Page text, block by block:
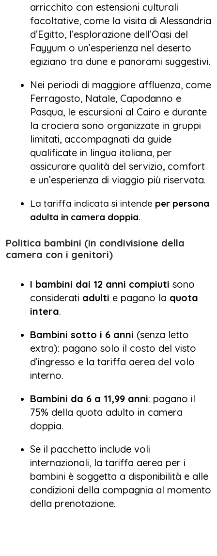
arricchito con estensioni culturali
facoltative, come la visita di Alessandria
d’Egitto, l’esplorazione dell’Oasi del
Fayyum o un’esperienza nel deserto
egiziano tra dune e panorami suggestivi.
Nei periodi di maggiore affluenza, come
Ferragosto, Natale, Capodanno e
Pasqua, le escursioni al Cairo e durante
la crociera sono organizzate in gruppi
limitati, accompagnati da guide
qualificate in lingua italiana, per
assicurare qualità del servizio, comfort
e un’esperienza di viaggio più riservata.
La tariffa indicata si intende per persona
adulta in camera doppia.
Politica bambini (in condivisione della
camera con i genitori)
I bambini dai 12 anni compiuti sono
considerati adulti e pagano la quota
intera.
Bambini sotto i 6 anni (senza letto
extra): pagano solo il costo del visto
d’ingresso e la tariffa aerea del volo
interno.
Bambini da 6 a 11,99 anni: pagano il
75% della quota adulto in camera
doppia.
Se il pacchetto include voli
internazionali, la tariffa aerea per i
bambini è soggetta a disponibilità e alle
condizioni della compagnia al momento
della prenotazione.